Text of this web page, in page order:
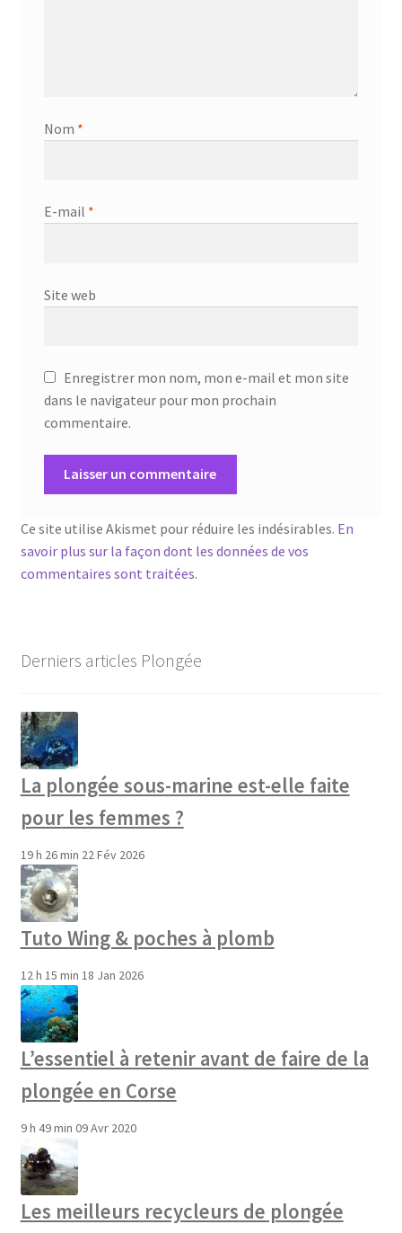
Nom *
E-mail *
Site web
Enregistrer mon nom, mon e-mail et mon site
dans le navigateur pour mon prochain
commentaire.
Ce site utilise Akismet pour réduire les indésirables. En
savoir plus sur la façon dont les données de vos
commentaires sont traitées.
Derniers articles Plongée
La plongée sous-marine est-elle faite
pour les femmes ?
19 h 26 min 22 Fév 2026
Tuto Wing & poches à plomb
12 h 15 min 18 Jan 2026
L’essentiel à retenir avant de faire de la
plongée en Corse
9 h 49 min 09 Avr 2020
Les meilleurs recycleurs de plongée